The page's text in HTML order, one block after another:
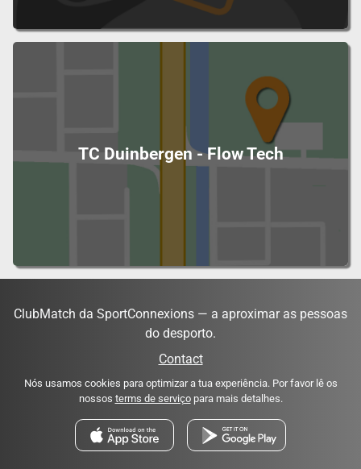
TC Duinbergen - Flow Tech
ClubMatch da SportConnexions — a aproximar as pessoas
do desporto.
Contact
Nós usamos cookies para optimizar a tua experiência. Por favor lê os
nossos terms de serviçopara mais detalhes.